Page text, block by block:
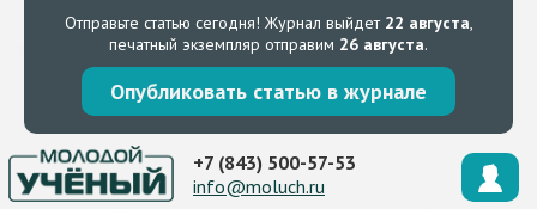
Отправьте статью сегодня! Журнал выйдет 22 августа,
печатный экземпляр отправим 26 августа.
Опубликовать статью в журнале
+7 (843) 500-57-53
info@moluch.ru